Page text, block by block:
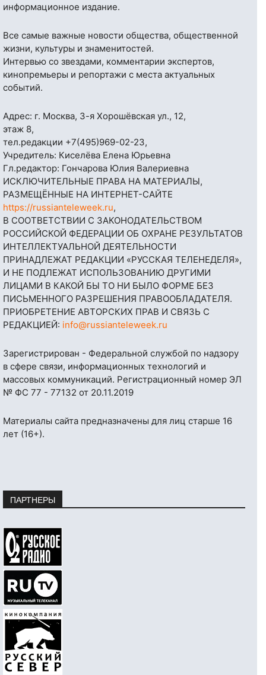
информационное издание.
Все самые важные новости общества, общественной
жизни, культуры и знаменитостей.
Интервью со звездами, комментарии экспертов,
кинопремьеры и репортажи с места актуальных
событий.
Адрес: г. Москва, 3-я Хорошёвская ул., 12,
этаж 8,
тел.редакции +7(495)969-02-23,
Учредитель: Киселёва Елена Юрьевна
Гл.редактор: Гончарова Юлия Валериевна
ИСКЛЮЧИТЕЛЬНЫЕ ПРАВА НА МАТЕРИАЛЫ,
РАЗМЕЩЁННЫЕ НА ИНТЕРНЕТ-САЙТЕ
https://russianteleweek.ru,
В СООТВЕТСТВИИ С ЗАКОНОДАТЕЛЬСТВОМ
РОССИЙСКОЙ ФЕДЕРАЦИИ ОБ ОХРАНЕ РЕЗУЛЬТАТОВ
ИНТЕЛЛЕКТУАЛЬНОЙ ДЕЯТЕЛЬНОСТИ
ПРИНАДЛЕЖАТ РЕДАКЦИИ «РУССКАЯ ТЕЛЕНЕДЕЛЯ»,
И НЕ ПОДЛЕЖАТ ИСПОЛЬЗОВАНИЮ ДРУГИМИ
ЛИЦАМИ В КАКОЙ БЫ ТО НИ БЫЛО ФОРМЕ БЕЗ
ПИСЬМЕННОГО РАЗРЕШЕНИЯ ПРАВООБЛАДАТЕЛЯ.
ПРИОБРЕТЕНИЕ АВТОРСКИХ ПРАВ И СВЯЗЬ С
РЕДАКЦИЕЙ: info@russianteleweek.ru
Зарегистрирован - Федеральной службой по надзору
в сфере связи, информационных технологий и
массовых коммуникаций. Регистрационный номер ЭЛ
№ ФС 77 - 77132 от 20.11.2019
Материалы сайта предназначены для лиц старше 16
лет (16+).
ПАРТНЕРЫ